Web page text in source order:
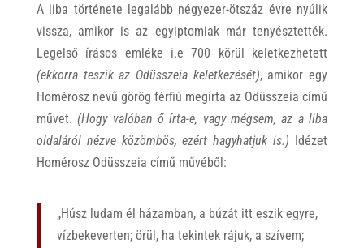
A liba története legalább négyezer-ötszáz évre nyúlik
vissza, amikor is az egyiptomiak már tenyésztették.
Legelső írásos emléke i.e 700 körül keletkezhetett
(ekkorra teszik az Odüsszeia keletkezését), amikor egy
Homérosz nevű görög férfiú megírta az Odüsszeia című
művet. (Hogy valóban ő írta-e, vagy mégsem, az a liba
oldaláról nézve közömbös, ezért hagyhatjuk is.) Idézet
Homérosz Odüsszeia című művéből:
„Húsz ludam él házamban, a búzát itt eszik egyre,
vízbekeverten; örül, ha tekintek rájuk, a szívem;